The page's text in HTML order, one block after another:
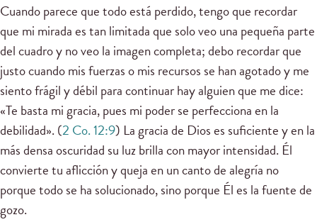
Cuando parece que todo está perdido, tengo que recordar
que mi mirada es tan limitada que solo veo una pequeña parte
del cuadro y no veo la imagen completa; debo recordar que
justo cuando mis fuerzas o mis recursos se han agotado y me
siento frágil y débil para continuar hay alguien que me dice:
«Te basta mi gracia, pues mi poder se perfecciona en la
debilidad». (2 Co. 12:9) La gracia de Dios es suficiente y en la
más densa oscuridad su luz brilla con mayor intensidad. Él
convierte tu aflicción y queja en un canto de alegría no
porque todo se ha solucionado, sino porque Él es la fuente de
gozo.